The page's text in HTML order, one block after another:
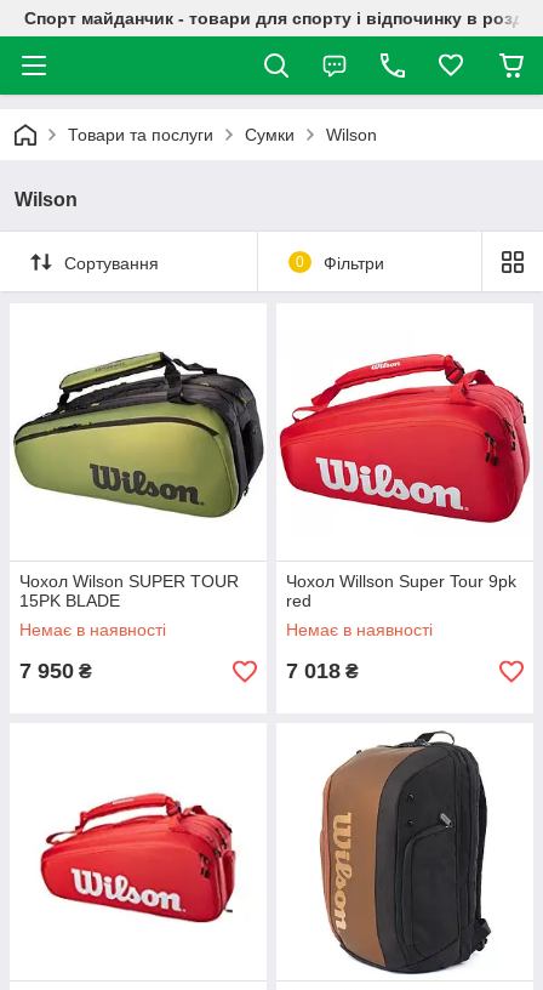
Спорт майданчик - товари для спорту і відпочинку в
Товари та послуги Сумки Wilson
Wilson
Сортування 0 Фільтри
Чохол Wilson SUPER TOUR
15PK BLADE
Немає в наявності
7 950 ₴
Чохол Willson Super Tour 9pk
red
Немає в наявності
7 018 ₴